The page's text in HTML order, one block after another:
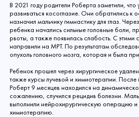
В 2021 году родители Роберта заметили, что
развиваться косоглазие. Они обратились к
назначил мальчику гимнастику для глаз.
ребенка начались сильные головные боли,
рвоты, а также появилась слабость. С этими
направили на МРТ. По результатам
опухоль головного мозга, которая и была
Ребенок прошел через хирургическое
также курсы лучевой и химиотерапии. После
Роберт 9 месяцев находился на
сожалению, случился рецидив болезни.
выполнили нейрохирургическую операцию и
химиотерапию.